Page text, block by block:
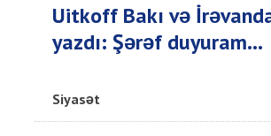
Uitkoff Bakı və
yazdı: Şərəf duyuram...
Siyasət